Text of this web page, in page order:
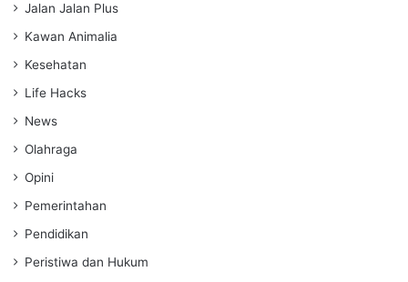
Jalan Jalan Plus
Kawan Animalia
Kesehatan
Life Hacks
News
Olahraga
Opini
Pemerintahan
Pendidikan
Peristiwa dan Hukum